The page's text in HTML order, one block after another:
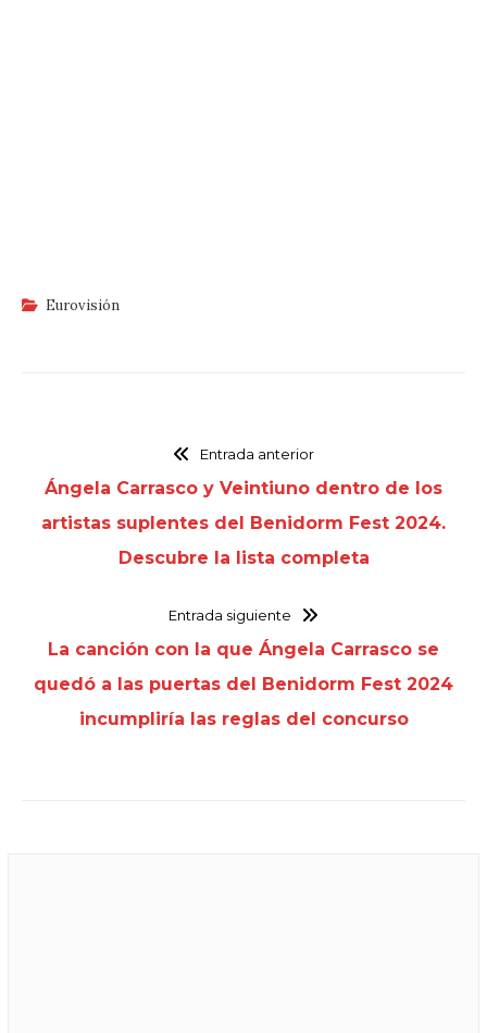
Eurovisión
Entrada anterior
Ángela Carrasco y Veintiuno dentro de los
artistas suplentes del Benidorm Fest 2024.
Descubre la lista completa
Entrada siguiente
La canción con la que Ángela Carrasco se
quedó a las puertas del Benidorm Fest 2024
incumpliría las reglas del concurso